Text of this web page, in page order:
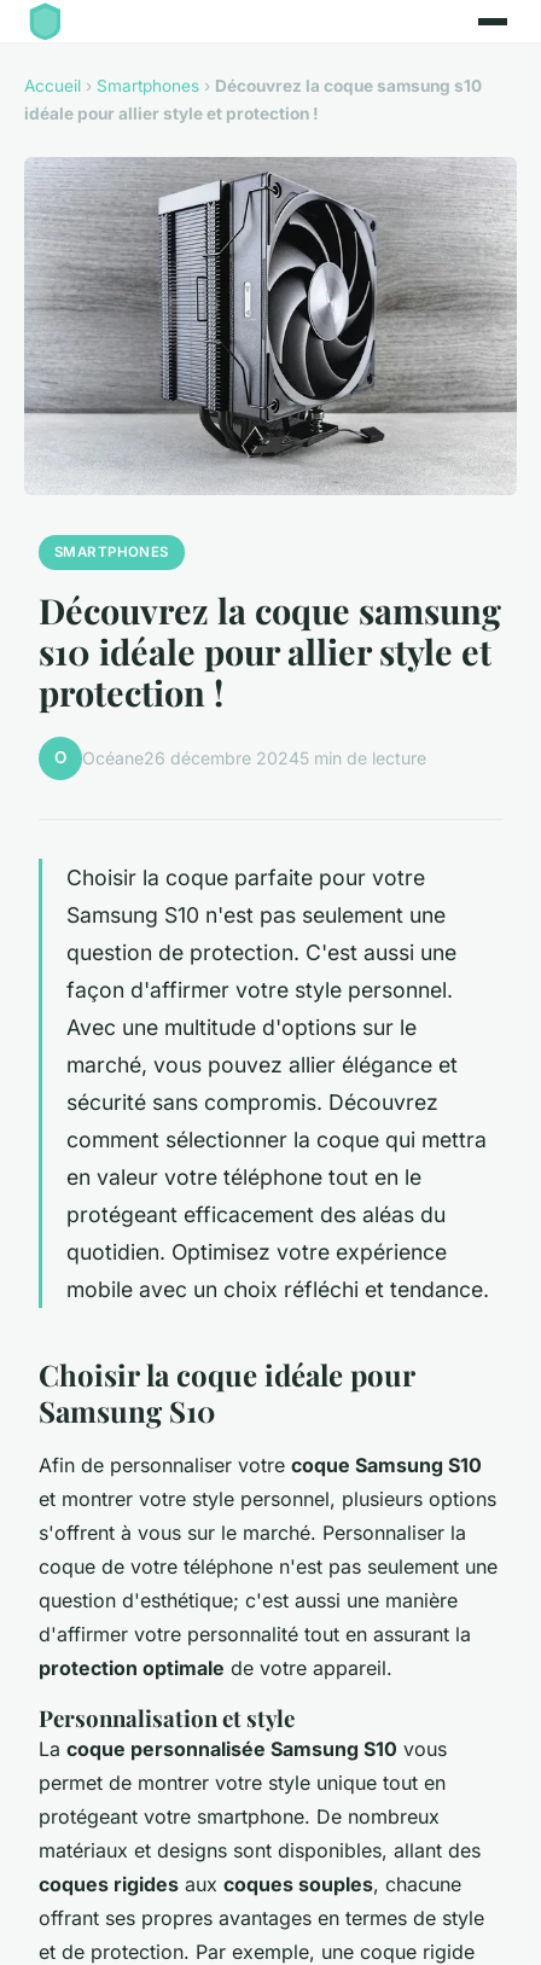
Accueil › Smartphones › Découvrez la coque samsung s10
idéale pour allier style et protection !
SMARTPHONES
Découvrez la coque samsung
s10 idéale pour allier style et
protection !
O Océane26 décembre 20245 min de lecture
Choisir la coque parfaite pour votre
Samsung S10 n'est pas seulement une
question de protection. C'est aussi une
façon d'affirmer votre style personnel.
Avec une multitude d'options sur le
marché, vous pouvez allier élégance et
sécurité sans compromis. Découvrez
comment sélectionner la coque qui mettra
en valeur votre téléphone tout en le
protégeant efficacement des aléas du
quotidien. Optimisez votre expérience
mobile avec un choix réfléchi et tendance.
Choisir la coque idéale pour
Samsung S10
Afin de personnaliser votre coque Samsung S10
et montrer votre style personnel, plusieurs options
s'offrent à vous sur le marché. Personnaliser la
coque de votre téléphone n'est pas seulement une
question d'esthétique; c'est aussi une manière
d'affirmer votre personnalité tout en assurant la
protection optimale de votre appareil.
Personnalisation et style
La coque personnalisée Samsung S10 vous
permet de montrer votre style unique tout en
protégeant votre smartphone. De nombreux
matériaux et designs sont disponibles, allant des
coques rigides aux coques souples, chacune
offrant ses propres avantages en termes de style
et de protection. Par exemple, une coque rigide